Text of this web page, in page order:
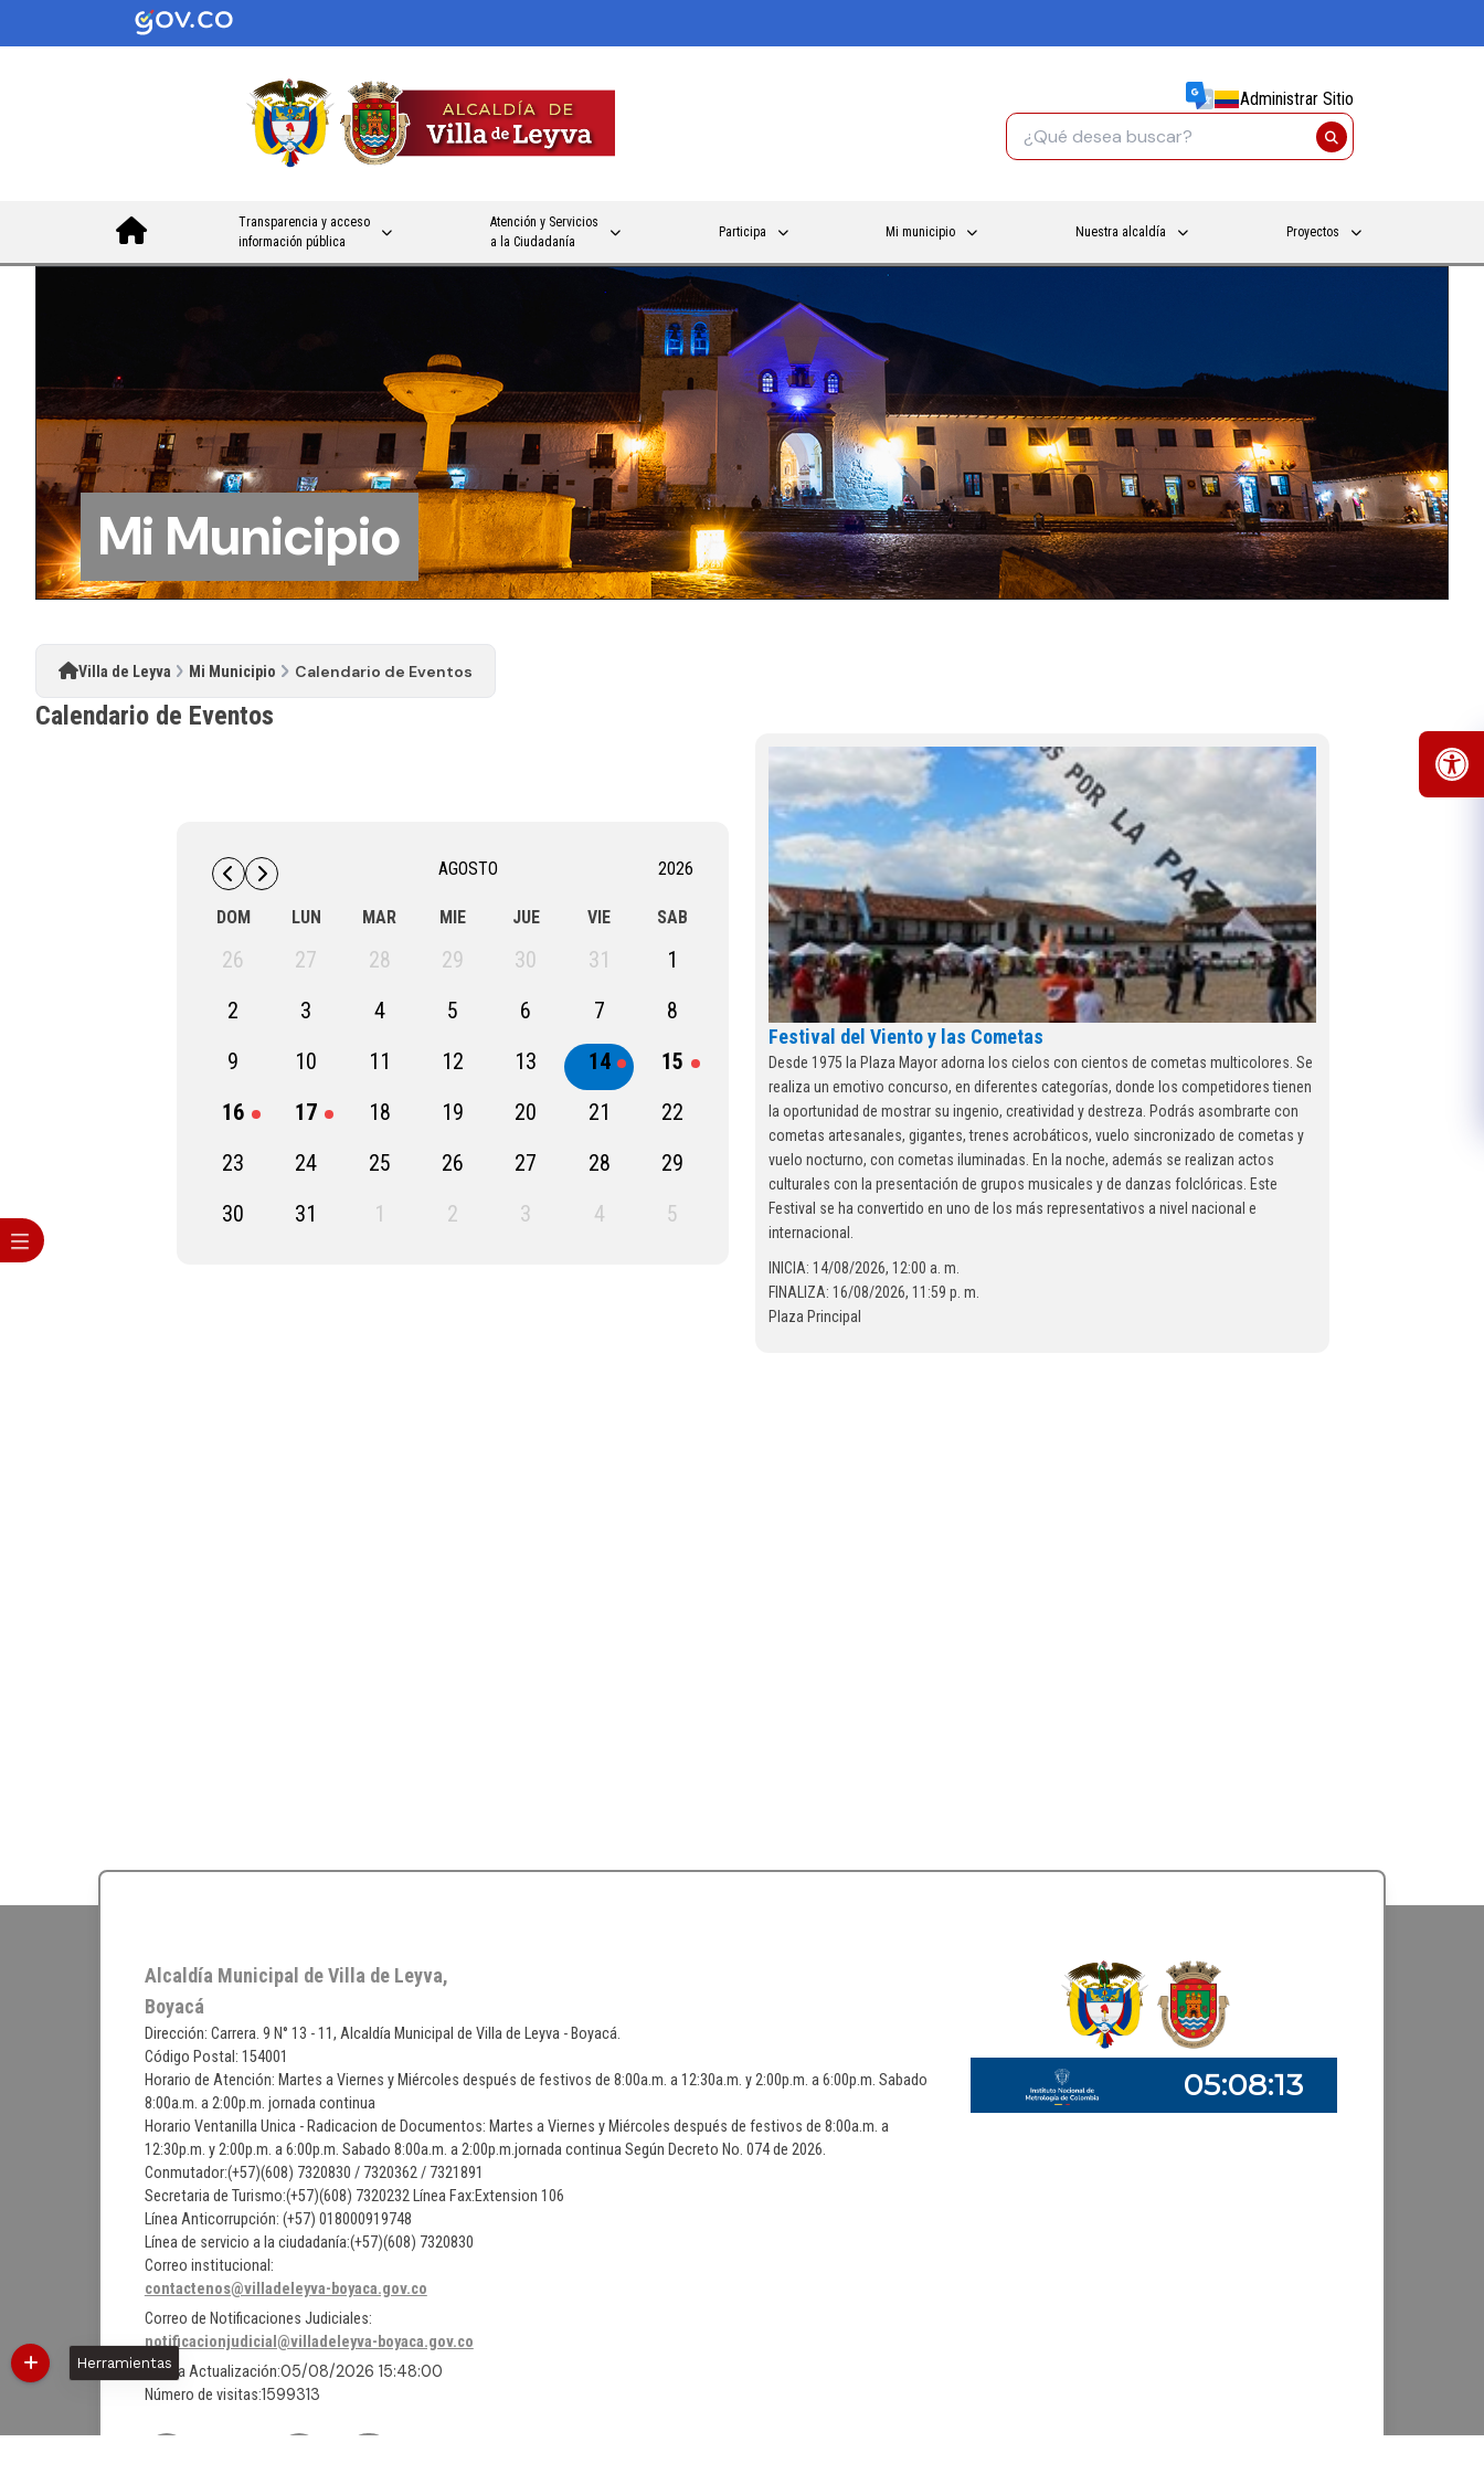
Administrar Sitio
Transparencia y acceso
información pública
Atención y Servicios
a la Ciudadanía
Participa Mi municipio Nuestra alcaldía Proyectos
Mi Municipio
Villa de Leyva Mi Municipio Calendario de Eventos
Calendario de Eventos
AGOSTO 2026
DOM LUN MAR MIE JUE VIE SAB
26 27 28 29 30 31
1
2
3 4 5 6 7
8
9
10 11 12 13 14
15
16
17 18 19 20 21
22
23
24 25 26 27 28
29
30
31 1 2 3 4 5
Festival del Viento y las Cometas
Desde 1975 la Plaza Mayor adorna los cielos con cientos de cometas multicolores. Se
realiza un emotivo concurso, en diferentes categorías, donde los competidores tienen
la oportunidad de mostrar su ingenio, creatividad y destreza. Podrás asombrarte con
cometas artesanales, gigantes, trenes acrobáticos, vuelo sincronizado de cometas y
vuelo nocturno, con cometas iluminadas. En la noche, además se realizan actos
culturales con la presentación de grupos musicales y de danzas folclóricas. Este
Festival se ha convertido en uno de los más representativos a nivel nacional e
internacional.
INICIA: 14/08/2026, 12:00 a. m.
FINALIZA: 16/08/2026, 11:59 p. m.
Plaza Principal
Alcaldía Municipal de Villa de Leyva,
Boyacá
Dirección: Carrera. 9 N° 13 - 11, Alcaldía Municipal de Villa de Leyva - Boyacá.
Código Postal: 154001
Horario de Atención: Martes a Viernes y Miércoles después de festivos de 8:00a.m. a 12:30a.m. y 2:00p.m. a 6:00p.m. Sabado
8:00a.m. a 2:00p.m. jornada continua
Horario Ventanilla Unica - Radicacion de Documentos: Martes a Viernes y Miércoles después de festivos de 8:00a.m. a
12:30p.m. y 2:00p.m. a 6:00p.m. Sabado 8:00a.m. a 2:00p.m.jornada continua Según Decreto No. 074 de 2026.
Conmutador:(+57)(608) 7320830 / 7320362 / 7321891
Secretaria de Turismo:(+57)(608) 7320232 Línea Fax:Extension 106
Línea Anticorrupción: (+57) 018000919748
Línea de servicio a la ciudadanía:(+57)(608) 7320830
Correo institucional:
contactenos@villadeleyva-boyaca.gov.co
Correo de Notificaciones Judiciales:
notificacionjudicial@villadeleyva-boyaca.gov.co
Última Actualización:05/08/2026 15:48:00
Número de visitas:1599313
Herramientas